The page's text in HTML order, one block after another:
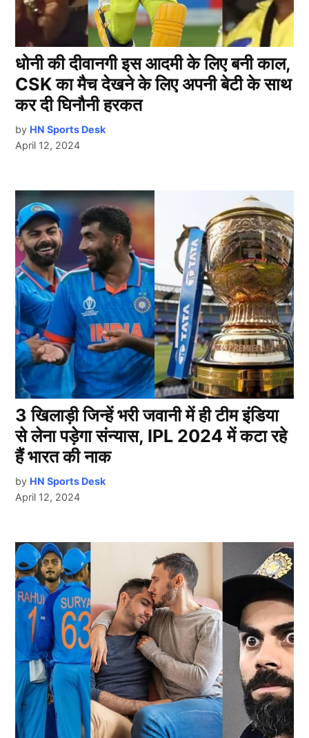
धोनी की दीवानगी इस आदमी के लिए बनी काल,
CSK का मैच देखने के लिए अपनी बेटी के साथ
कर दी घिनौनी हरकत
by HN Sports Desk
April 12, 2024
3 खिलाड़ी जिन्हें भरी जवानी में ही टीम इंडिया
से लेना पड़ेगा संन्यास, IPL 2024 में कटा रहे
हैं भारत की नाक
by HN Sports Desk
April 12, 2024